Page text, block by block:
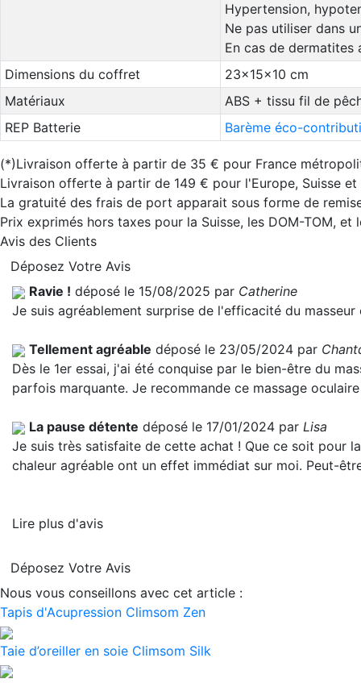
Hypertension,
Ne pas utiliser dans
En cas de dermatites
Dimensions du coffret
23x15x10 cm
Matériaux
ABS + tissu fil de
REP Batterie
Barème éco-
(*)Livraison offerte à partir de 35 € pour France
Livraison offerte à partir de 149 € pour l'Europe, Suisse et
La gratuité des frais de port apparait sous forme de
Prix exprimés hors taxes pour la Suisse, les DOM-TOM,
Avis des Clients
Déposez Votre Avis
Ravie ! déposé le 15/08/2025 par Catherine
Je suis agréablement surprise de l'efficacité du
Tellement agréable déposé le 23/05/2024 par
Dès le 1er essai, j'ai été conquise par le bien-être du
parfois marquante. Je recommande ce massage
La pause détente déposé le 17/01/2024 par Lisa
Je suis très satisfaite de cette achat ! Que ce soit pour
chaleur agréable ont un effet immédiat sur moi. Peut-
Lire plus d'avis
Déposez Votre Avis
Nous vous conseillons avec cet article :
Tapis d'Acupression Climsom Zen
Taie d’oreiller en soie Climsom Silk